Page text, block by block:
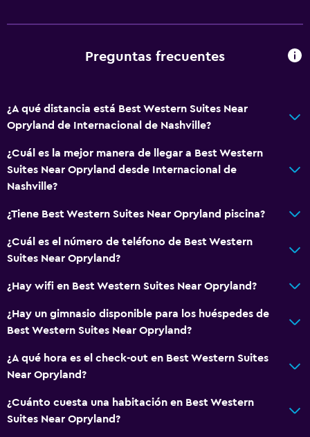
Spa
Traslado aeropuerto
Estacionamiento gratuito
Estacionamiento privado
Servicio de traslado (cargo adicional)
Baño
Bañera de hidromasaje
Salud y seguridad
Caja fuerte
Botiquín de primeros auxilios
Sistema de entretenimiento
Preguntas frecuentes
¿A qué distancia está Best Western Suites Near
Opryland de Internacional de Nashville?
¿Cuál es la mejor manera de llegar a Best Western
Suites Near Opryland desde Internacional de
Nashville?
¿Tiene Best Western Suites Near Opryland piscina?
¿Cuál es el número de teléfono de Best Western
Suites Near Opryland?
¿Hay wifi en Best Western Suites Near Opryland?
¿Hay un gimnasio disponible para los huéspedes de
Best Western Suites Near Opryland?
¿A qué hora es el check-out en Best Western Suites
Near Opryland?
¿Cuánto cuesta una habitación en Best Western
Suites Near Opryland?